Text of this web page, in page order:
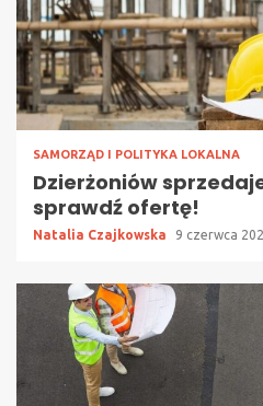
SAMORZĄD I POLITYKA LOKALNA
Dzierżoniów
sprawdź ofertę!
Natalia Czajkowska 9 czerwca